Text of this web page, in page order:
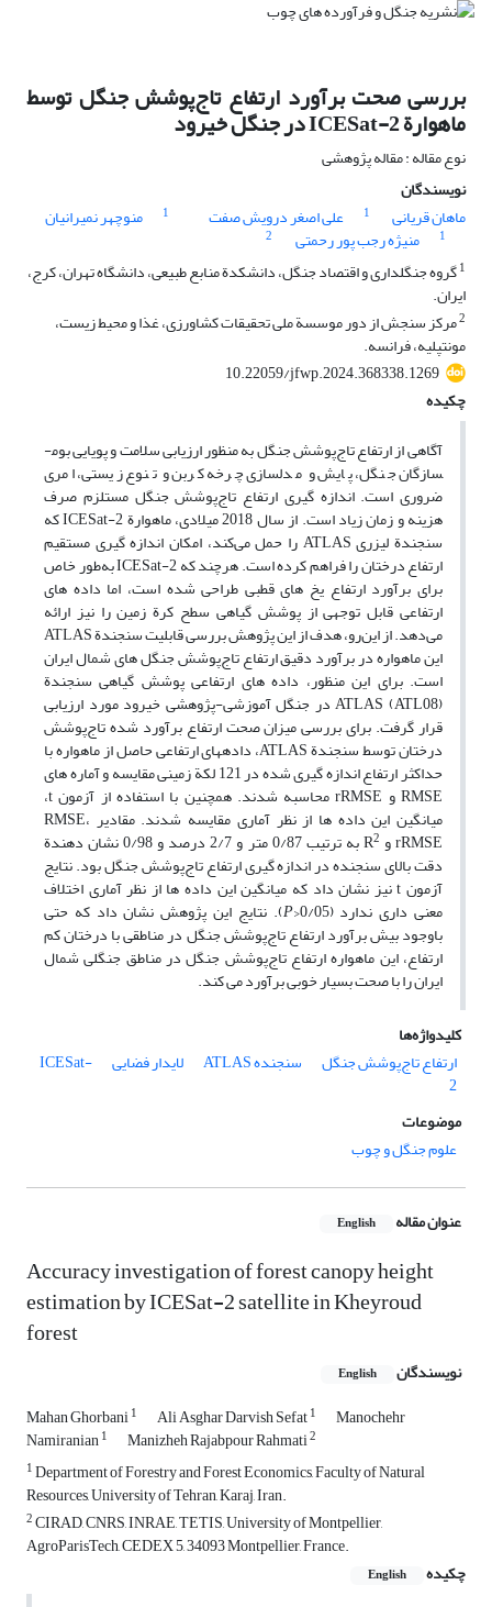
بررسی صحت برآورد ارتفاع تاج‌پوشش جنگل توسط
ماهوارة ICESat-2 در جنگل خیرود
نوع مقاله : مقاله پژوهشی
نویسندگان
ماهان قریانی
1 علی اصغر درویش صفت 1 منوچهر نمیرانیان
1 منیژه رجب پور رحمتی
2
1گروه جنگلداری و اقتصاد جنگل، دانشکدة منابع طبیعی، دانشگاه تهران، کرج،
ایران.
2مرکز سنجش از دور موسسة ملی تحقیقات کشاورزی، غذا و محیط‌ زیست،
مونتپلیه، فرانسه.
10.22059/jfwp.2024.368338.1269
چکیده
آگاهی از ارتفاع تاج‌پوشش جنگل به ­منظور ارزیابی سلامت و پویایی بوم­
سازگان جنگل، پایش و مدل­سازی چرخه کربن و تنوع زیستی، امری
ضروری است. اندازه ­گیری ارتفاع تاج‌پوشش جنگل مستلزم صرف
هزینه و زمان زیاد است. از سال 2018 میلادی، ماهوارة ICESat-2 که
سنجندة لیزری ATLAS را حمل می‌کند، امکان اندازه ­گیری مستقیم
ارتفاع درختان را فراهم کرده است. هرچند که ICESat-2 به‌طور خاص
برای برآورد ارتفاع یخ ­های قطبی طراحی شده ­است، اما داده ­های
ارتفاعی قابل توجهی از پوشش گیاهی سطح کرة زمین را نیز ارائه
می‌دهد. از این‌رو، هدف از این پژوهش بررسی قابلیت سنجندة ATLAS
این ماهواره در برآورد دقیق ارتفاع تاج‌پوشش جنگل ­های شمال ایران
است. برای این منظور، داده­ های ارتفاعی پوشش گیاهی سنجندة
ATLAS (ATL08) در جنگل آموزشی-پژوهشی خیرود مورد ارزیابی
قرار گرفت. برای بررسی میزان صحت ارتفاع برآورد شده تاج‌پوشش
درختان توسط سنجندة ATLAS، داده­های ارتفاعی حاصل از ماهواره با
حداکثر ارتفاع اندازه­ گیری شده در 121 لکة زمینی مقایسه و آماره­ های
RMSE و rRMSE محاسبه شدند. همچنین با استفاده از آزمون t،
میانگین این داده ­ها از نظر آماری مقایسه شدند. مقادیر RMSE،
rRMSE و R 2 به ­ترتیب 0/87 متر و 2/7 درصد و 0/98 نشان­ دهندة
دقت بالای سنجنده در اندازه­ گیری ارتفاع تاج‌پوشش جنگل بود. نتایج
آزمون t نیز نشان داد که میانگین این داده ­ها از نظر آماری اختلاف
معنی­ داری ندارد (0/05< P). نتایج این پژوهش نشان داد که حتی
باوجود بیش برآورد ارتفاع تاج‌پوشش جنگل در مناطقی با درختان کم
ارتفاع، این ماهواره ارتفاع تاج‌پوشش جنگل در مناطق جنگلی شمال
ایران را با صحت بسیار خوبی برآورد می ­کند.
کلیدواژه‌ها
ارتفاع تاج‌پوشش جنگل
سنجنده ATLAS لایدار فضایی ICESat-
2
موضوعات
علوم جنگل و چوب
عنوان مقاله English
Accuracy investigation of forest canopy height
estimation by ICESat-2 satellite in Kheyroud
forest
نویسندگان English
Mahan Ghorbani1 Ali Asghar Darvish Sefat1 Manochehr
Namiranian1 Manizheh Rajabpour Rahmati2
1Department of Forestry and Forest Economics, Faculty of Natural
Resources, University of Tehran, Karaj, Iran.
2CIRAD, CNRS, INRAE, TETIS, University of Montpellier,
AgroParisTech, CEDEX 5, 34093 Montpellier, France.
چکیده
English